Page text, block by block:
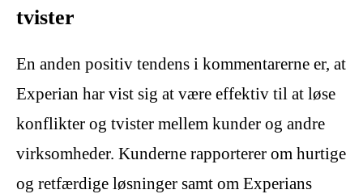
tvister
En anden positiv tendens i kommentarerne er, at
Experian har vist sig at være effektiv til at løse
konflikter og tvister mellem kunder og andre
virksomheder. Kunderne rapporterer om hurtige
og retfærdige løsninger samt om Experians